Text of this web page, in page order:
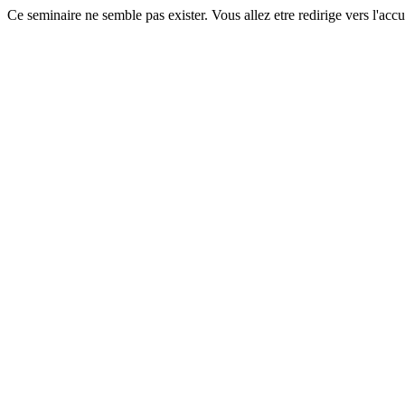
Ce seminaire ne semble pas exister. Vous allez etre redirige vers